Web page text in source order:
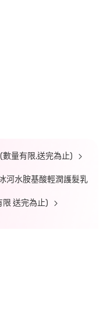
量有限,送完為止)
河水胺基酸輕潤護髮乳
送完為止)